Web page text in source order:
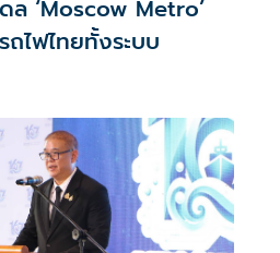
ล ‘Moscow Metro’
ถไฟไทยทั้งระบบ